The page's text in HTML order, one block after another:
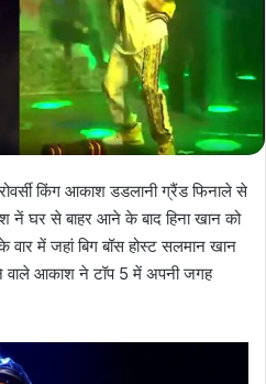
किंग आकाश डडलानी ग्रैंड फिनाले से
घर से बाहर आने के बाद हिना खान को
वार में जहां बिग बॉस होस्ट सलमान खान
आकाश ने टॉप 5 में अपनी जगह